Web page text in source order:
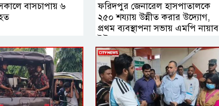
বাসচাপায় ৬
ফরিদপুর জেনারেল হাসপাতালকে
২৫০ শয্যায় উন্নীত করার উদ্যোগ,
প্রথম ব্যবস্থাপনা সভায় এমপি নায়াব
ইউসুফ